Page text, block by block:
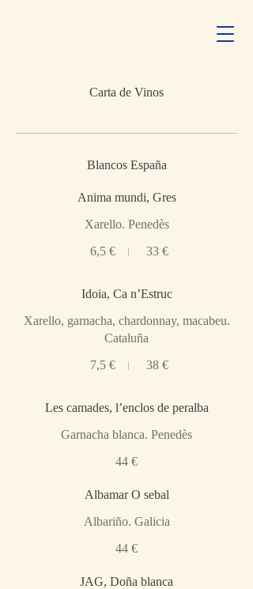
Carta de Vinos
Blancos España
Anima mundi, Gres
Xarello. Penedès
6,5 €
33 €
Idoia, Ca n’Estruc
Xarello, garnacha, chardonnay, macabeu.
Cataluña
7,5 €
38 €
Les camades, l’enclos de peralba
Garnacha blanca. Penedès
44 €
Albamar O sebal
Albariño. Galicia
44 €
JAG, Doña blanca